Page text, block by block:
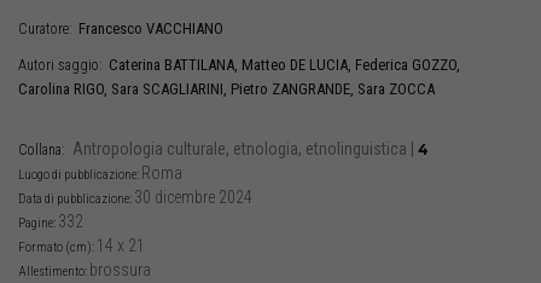
Curatore: Francesco VACCHIANO
Autori saggio: Caterina BATTILANA, Matteo DE LUCIA, Federica GOZZO,
Carolina RIGO, Sara SCAGLIARINI, Pietro ZANGRANDE, Sara ZOCCA
Collana: Antropologia culturale, etnologia, etnolinguistica 4
Luogo di pubblicazione: Roma
Data di pubblicazione: 30 dicembre 2024
Pagine: 332
Formato (cm): 14 x 21
Allestimento: brossura